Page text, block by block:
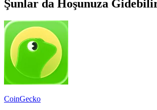
Şunlar da Hoşunuza
CoinGecko